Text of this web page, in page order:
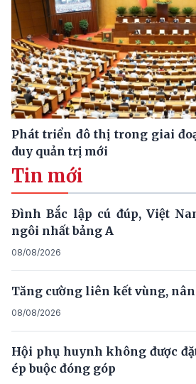
Phát triển đô thị trong giai
duy quản trị mới
Tin mới
Đình Bắc lập cú đúp, Việt
ngôi nhất bảng A
08/08/2026
Tăng cường liên kết vùng,
08/08/2026
Hội phụ huynh không được
ép buộc đóng góp